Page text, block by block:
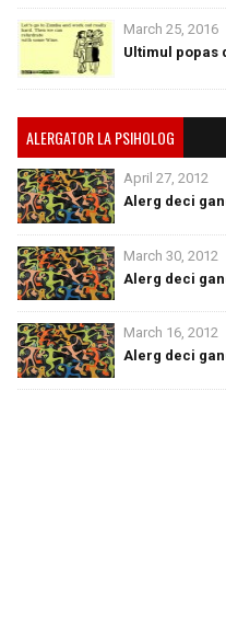
March 25, 2016
Ultimul popas
ALERGATOR LA PSIHOLOG
April 27, 2012
Alerg deci
March 30, 2012
Alerg deci
March 16, 2012
Alerg deci